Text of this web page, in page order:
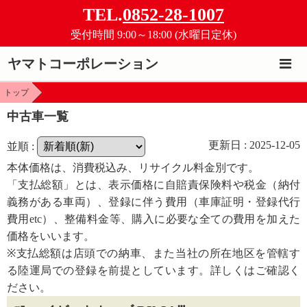
TEL.0852-28-1007
受付時間 9:00～18:00 (水曜日定休)
ヤマトコーポレーション
4×4 SHOP 遊 （ユーツー）
トップ
中古車一覧
並順 :
更新日 : 2025-12-05
本体価格は、消費税込み、リサイクル料金別です。
「支払総額」とは、表示価格に自賠責保険料や税金（納付
義務がある車両）、登録に伴う費用（車庫証明・登録代行
費用etc）、整備料金等、購入に必要な全ての費用を加えた
価格をいいます。
※支払総額は店頭での納車、また当社の所在地区を管轄す
る陸運局での登録を前提としています。詳しくはご確認く
ださい。